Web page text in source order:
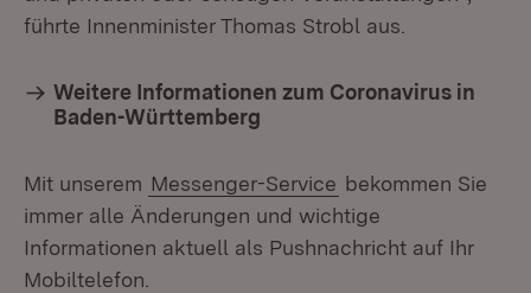
führte Innenminister Thomas Strobl aus.
Weitere Informationen zum Coronavirus in
Baden-Württemberg
Mit unserem Messenger-Service bekommen Sie
immer alle Änderungen und wichtige
Informationen aktuell als Pushnachricht auf Ihr
Mobiltelefon.